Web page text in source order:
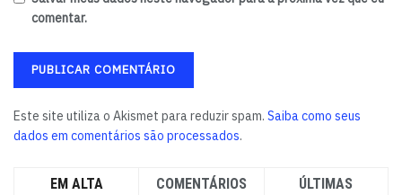
comentar.
Este site utiliza o Akismet para reduzir spam. Saiba como seus
dados em comentários são processados.
EM ALTA COMENTÁRIOS ÚLTIMAS